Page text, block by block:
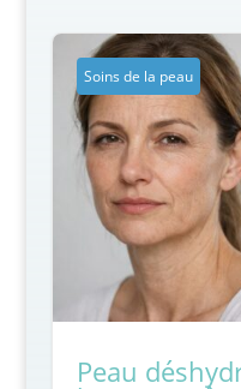
Soins de la peau
Peau